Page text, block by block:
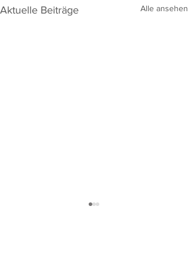
Aktuelle Beiträge Alle ansehen